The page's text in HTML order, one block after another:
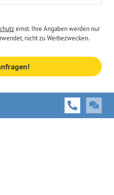
ernst. Ihre Angaben werden nur
nicht zu Werbezwecken.